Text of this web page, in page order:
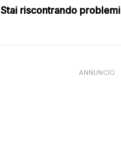
Stai riscontrando
ANNUNCIO